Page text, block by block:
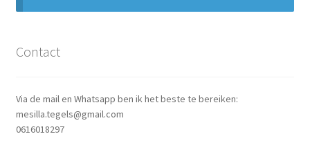
Contact
Via de mail en Whatsapp ben ik het beste te bereiken:
mesilla.tegels@gmail.com
0616018297